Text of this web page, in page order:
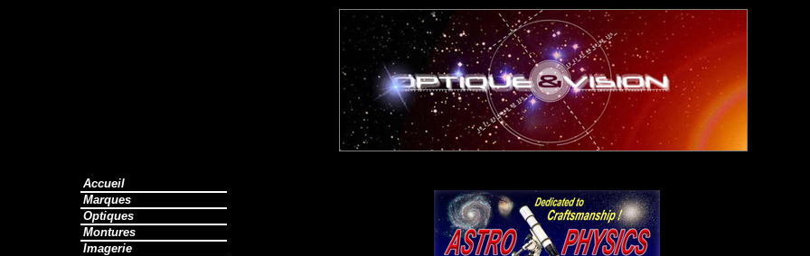
Accueil
Marques
Optiques
Montures
Imagerie